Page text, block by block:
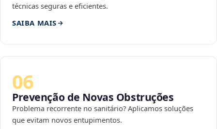
técnicas seguras e eficientes.
SAIBA MAIS
06
Prevenção de Novas Obstruções
Problema recorrente no sanitário? Aplicamos soluções
que evitam novos entupimentos.